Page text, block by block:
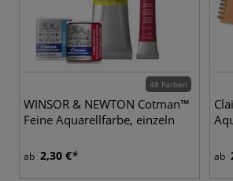
48 Farben
WINSOR & NEWTON Cotman™
Feine Aquarellfarbe, einzeln
ab 2,30 € ab